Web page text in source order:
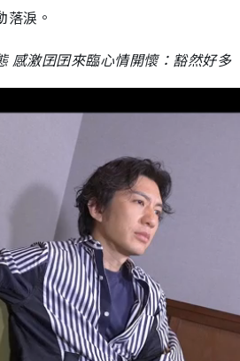
淚。
感激囝囝來臨心情開懷：豁然好多